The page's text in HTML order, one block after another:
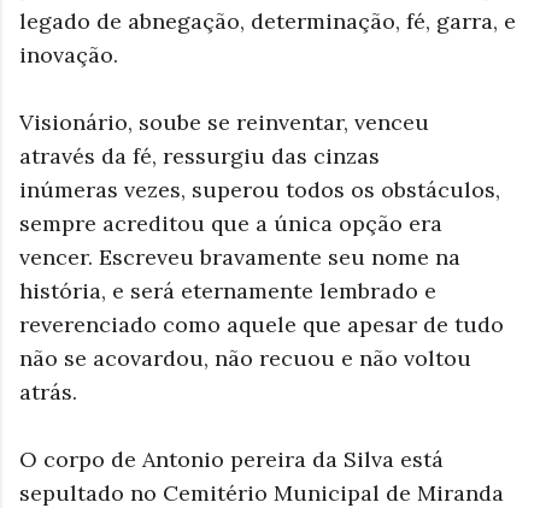
legado de abnegação, determinação, fé, garra, e
inovação.
Visionário, soube se reinventar, venceu
através da fé, ressurgiu das cinzas
inúmeras vezes, superou todos os obstáculos,
sempre acreditou que a única opção era
vencer. Escreveu bravamente seu nome na
história, e será eternamente lembrado e
reverenciado como aquele que apesar de tudo
não se acovardou, não recuou e não voltou
atrás.
O corpo de Antonio pereira da Silva está
sepultado no Cemitério Municipal de Miranda